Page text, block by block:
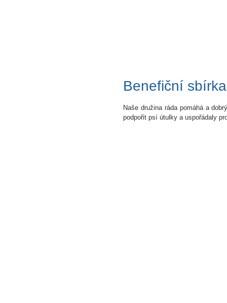
Benefiční
Naše družina ráda pomáhá a
podpořit psí útulky a uspořádaly